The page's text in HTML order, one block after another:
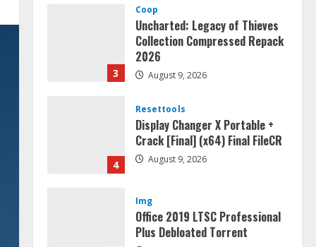
4
Resettools
Display Changer X Portable +
Crack [Final] (x64) Final FileCR
August 9, 2026
5
Img
Office 2019 LTSC Professional
Plus Debloated Tоrrеnt
August 8, 2026
Movies
CAMRip 4KUHD AVC Dual Audio
Torr𝐞nt